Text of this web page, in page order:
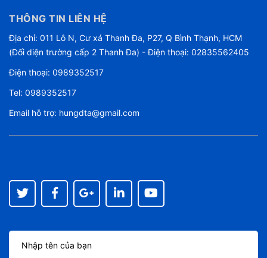
THÔNG TIN LIÊN HỆ
Địa chỉ: 011 Lô N, Cư xá Thanh Đa, P27, Q Bình Thạnh, HCM
(Đối diện trường cấp 2 Thanh Đa) - Điện thoại: 02835562405
Điện thoại: 0989352517
Tel: 0989352517
Email hỗ trợ: hungdta@gmail.com